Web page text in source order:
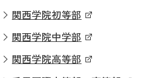
関西学院初等部
関西学院中学部
関西学院高等部